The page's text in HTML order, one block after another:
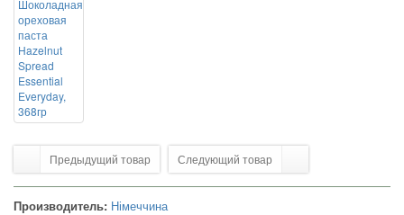
Предыдущий товар Следующий товар
Производитель: Німеччина